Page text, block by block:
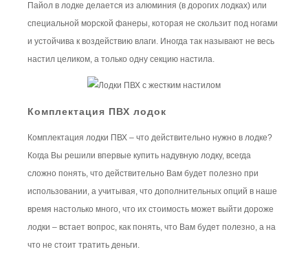
Пайол в лодке делается из алюминия (в дорогих лодках) или
специальной морской фанеры, которая не скользит под ногами
и устойчива к воздействию влаги. Иногда так называют не весь
настил целиком, а только одну секцию настила.
Комплектация ПВХ лодок
Комплектация лодки ПВХ – что действительно нужно в лодке?
Когда Вы решили впервые купить надувную лодку, всегда
сложно понять, что действительно Вам будет полезно при
использовании, а учитывая, что дополнительных опций в наше
время настолько много, что их стоимость может выйти дороже
лодки – встает вопрос, как понять, что Вам будет полезно, а на
что не стоит тратить деньги.